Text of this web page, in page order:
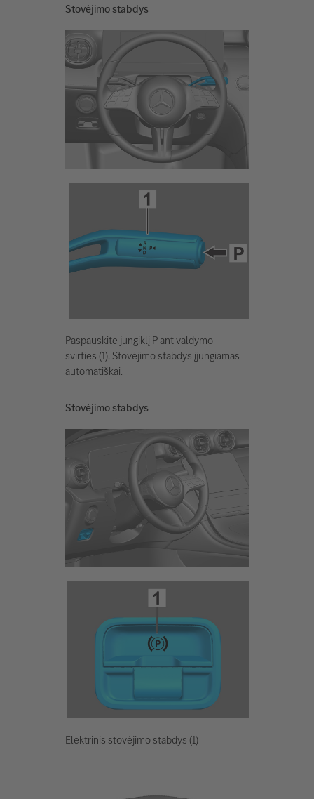
Stovėjimo stabdys
Paspauskite jungiklį P ant valdymo
svirties (1). Stovėjimo stabdys įjungiamas
automatiškai.
Stovėjimo stabdys
Elektrinis stovėjimo stabdys (1)